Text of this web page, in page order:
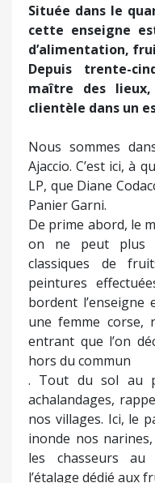
Située dans le
cette enseigne
d’alimentation,
Depuis trente-
maître des
clientèle dans un
Nous sommes
Ajaccio. C’est ici, à
LP, que Diane
Panier Garni.
De prime abord, le
on ne peut plus
classiques de
peintures
bordent
une femme corse,
entrant que l’on
hors du commun
. Tout du sol au
achalandages,
nos villages. Ici, le
inonde nos
les chasseurs
l’étalage dédié aux